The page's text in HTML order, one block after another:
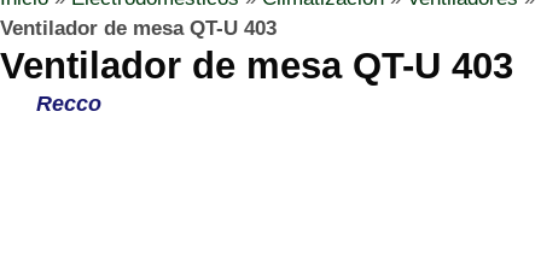
Ventilador de mesa QT-U 403
Ventilador de mesa QT-U 403
Recco